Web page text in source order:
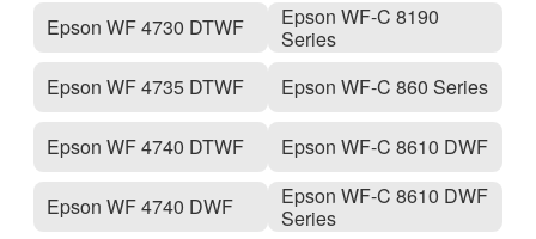
Epson WF 4730 DTWF
Epson WF 4735 DTWF
Epson WF 4740 DTWF
Epson WF 4740 DWF
Epson WF-C 8190
Series
Epson WF-C 860 Series
Epson WF-C 8610 DWF
Epson WF-C 8610 DWF
Series